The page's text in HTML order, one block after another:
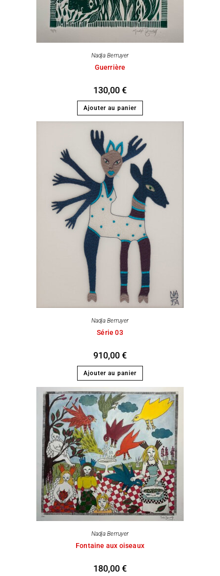
Nadja Berruyer
Guerrière
130,00€
Ajouter au panier
Nadja Berruyer
Série 03
910,00€
Ajouter au panier
Nadja Berruyer
Fontaine aux oiseaux
180,00€